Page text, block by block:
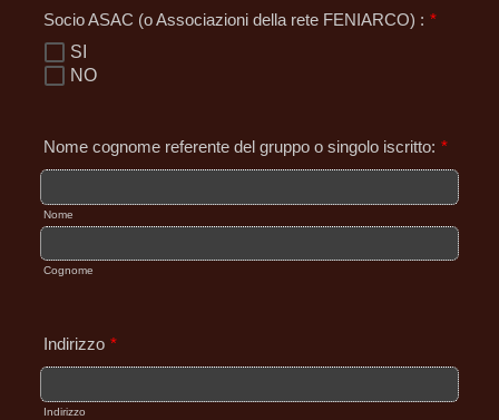
Socio ASAC (o Associazioni della rete FENIARCO) : *
SI
NO
Nome cognome referente del gruppo o singolo iscritto: *
Nome
Cognome
Indirizzo *
Indirizzo